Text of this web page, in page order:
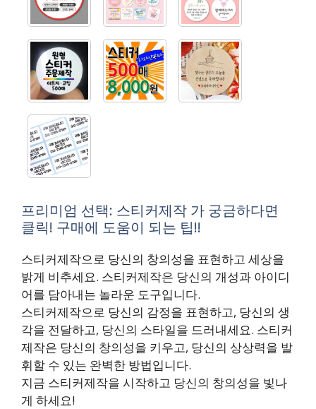
프리미엄 선택: 스티커제작 가 궁금하다면
클릭! 구매에 도움이 되는 팁!!
스티커제작으로 당신의 창의성을 표현하고 세상을
밝게 비추세요. 스티커제작은 당신의 개성과 아이디
어를 담아내는 놀라운 도구입니다.
스티커제작으로 당신의 감정을 표현하고, 당신의 생
각을 전달하고, 당신의 스타일을 드러내세요. 스티커
제작은 당신의 창의성을 키우고, 당신의 상상력을 발
휘할 수 있는 완벽한 방법입니다.
지금 스티커제작을 시작하고 당신의 창의성을 빛나
게 하세요!